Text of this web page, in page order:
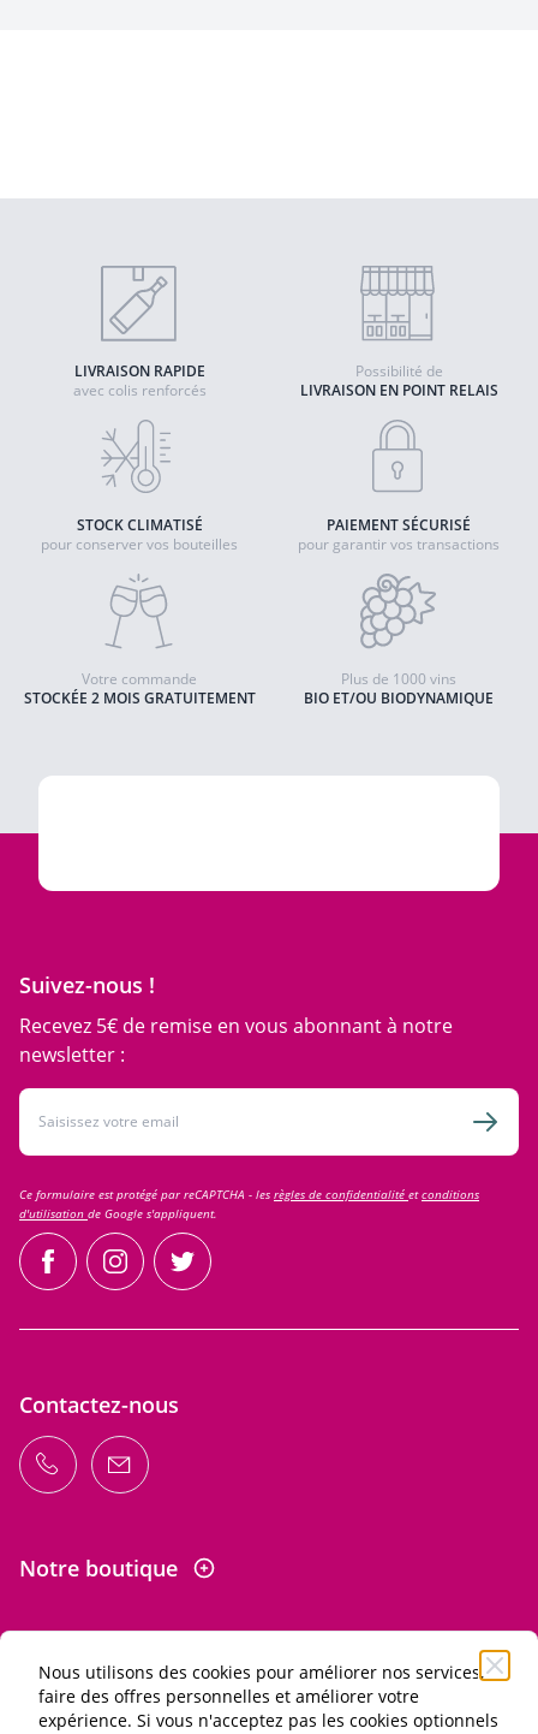
Nous utilisons des cookies pour améliorer nos services,
faire des offres personnelles et améliorer votre
expérience. Si vous n'acceptez pas les cookies optionnels
LIVRAISON RAPIDE
avec colis renforcés
LIVRAISON EN POINT RELAIS
Possibilité de
STOCK CLIMATISÉ
pour conserver vos bouteilles
PAIEMENT SÉCURISÉ
pour garantir vos transactions
STOCKÉE 2 MOIS GRATUITEMENT
Votre commande
BIO ET/OU BIODYNAMIQUE
Plus de 1000 vins
Suivez-nous !
Recevez 5€ de remise en vous abonnant à notre
newsletter :
Adresse email
Ce formulaire est protégé par reCAPTCHA - les règles de confidentialité etconditions
d'utilisation de Google s'appliquent.
facebookinstagramtwitter
Contactez-nous
Notre boutique
Informations